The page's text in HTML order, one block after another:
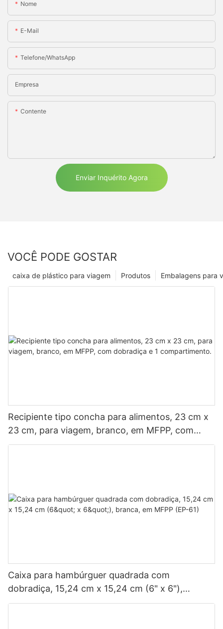
Nome
E-Mail
Telefone/WhatsApp
Empresa
Contente
Enviar Inquérito Agora
VOCÊ PODE GOSTAR
Embalagens para
Produtos
caixa de plástico para viagem
Recipiente tipo concha para alimentos, 23 cm x
23 cm, para viagem, branco, em MFPP, com
dobradiça e 1 compartimento.
Caixa para hambúrguer quadrada com
dobradiça, 15,24 cm x 15,24 cm (6" x 6"),
branca, em MFPP (EP-61)